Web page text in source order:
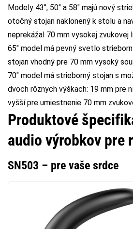
Modely 43″, 50″ a 58″ majú nový
otočný stojan naklonený k stolu a
neprekážal 70 mm vysokej zvukovej
65″ model má pevný svetlo
stojan vhodný pre 70 mm vysoký
70″ model má strieborný stojan s
dvoch rôznych výškach: 19 mm pre
vyšší pre umiestnenie 70 mm
Produktové
audio výrobkov pre
SN503 – pre vaše srdce